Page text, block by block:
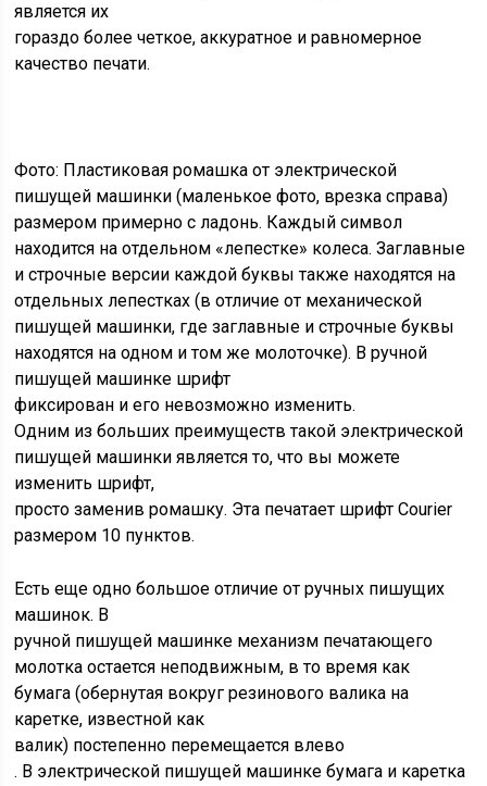
является их
гораздо более четкое, аккуратное и равномерное
качество печати.
Фото: Пластиковая ромашка от электрической
пишущей машинки (маленькое фото, врезка справа)
размером примерно с ладонь. Каждый символ
находится на отдельном «лепестке» колеса. Заглавные
и строчные версии каждой буквы также находятся на
отдельных лепестках (в отличие от механической
пишущей машинки, где заглавные и строчные буквы
находятся на одном и том же молоточке). В ручной
пишущей машинке шрифт
фиксирован и его невозможно изменить.
Одним из больших преимуществ такой электрической
пишущей машинки является то, что вы можете
изменить шрифт,
просто заменив ромашку. Эта печатает шрифт Courier
размером 10 пунктов.
Есть еще одно большое отличие от ручных пишущих
машинок. В
ручной пишущей машинке механизм печатающего
молотка остается неподвижным, в то время как
бумага (обернутая вокруг резинового валика на
каретке, известной как
валик) постепенно перемещается влево
. В электрической пишущей машинке бумага и каретка